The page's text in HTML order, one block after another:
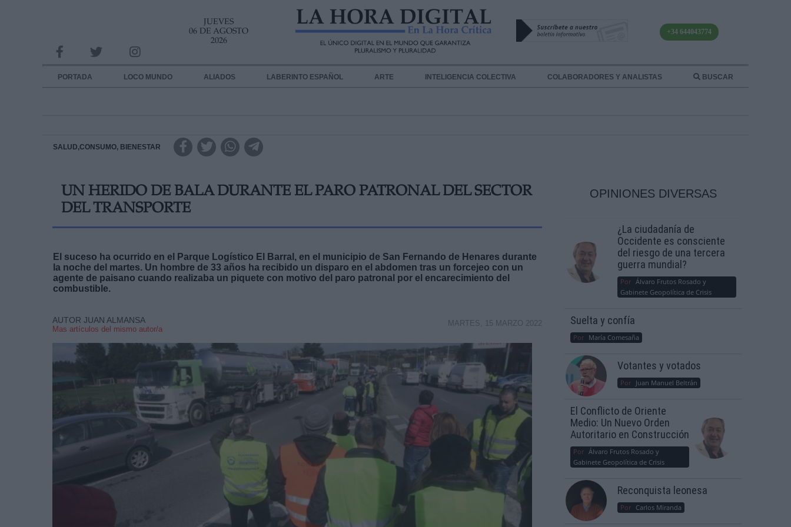
JUEVES
06 DE AGOSTO
2026
+34 644043774
PORTADA LOCO MUNDO ALIADOS LABERINTO ESPAÑOL ARTE INTELIGENCIA COLECTIVA COLABORADORES Y ANALISTAS BUSCAR
SALUD,CONSUMO, BIENESTAR
UN HERIDO DE BALA DURANTE EL PARO PATRONAL DEL SECTOR
DEL TRANSPORTE
El suceso ha ocurrido en el Parque Logístico El Barral, en el municipio de San Fernando de Henares durante
la noche del martes. Un hombre de 33 años ha recibido un disparo en el abdomen tras un forcejeo con un
agente de paisano cuando realizaba un piquete con motivo del paro patronal por el encarecimiento del
combustible.
AUTOR JUAN ALMANSA
Mas artículos del mismo autor/a
MARTES, 15 MARZO 2022
OPINIONES DIVERSAS
¿La ciudadanía de
Occidente es consciente
del riesgo de una tercera
guerra mundial?
Por Álvaro Frutos Rosado y
Gabinete Geopolítica de Crisis
Suelta y confía
Por María Comesaña
Votantes y votados
Por Juan Manuel Beltrán
El Conflicto de Oriente
Medio: Un Nuevo Orden
Autoritario en Construcción
Por Álvaro Frutos Rosado y
Gabinete Geopolítica de Crisis
Reconquista leonesa
Por Carlos Miranda
INFORMACION SOBRE LA PROTECCIÓN DE TUS DATOS
Responsable:
Destinatarios:
link
Información adicional
link